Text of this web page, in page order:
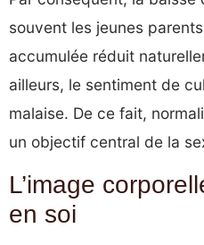
souvent les jeunes
accumulée réduit
ailleurs, le sentiment de
malaise. De ce fait,
un objectif central de la
L’image
en soi